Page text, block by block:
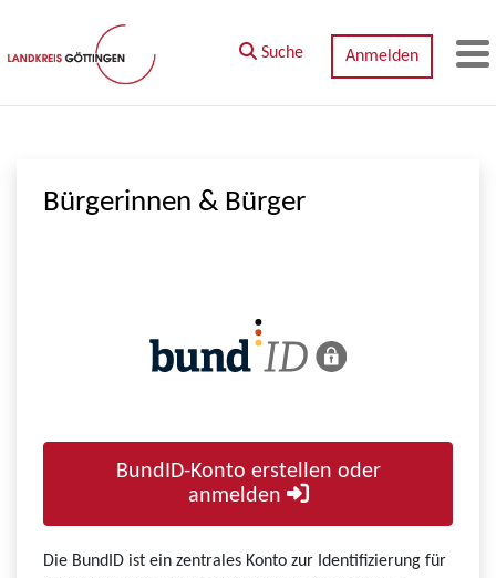
Zum Hauptinhalt springen
Suche Anmelden
Bürgerinnen & Bürger
BundID-Konto erstellen oder
anmelden
Die BundID ist ein zentrales Konto zur Identifizierung für